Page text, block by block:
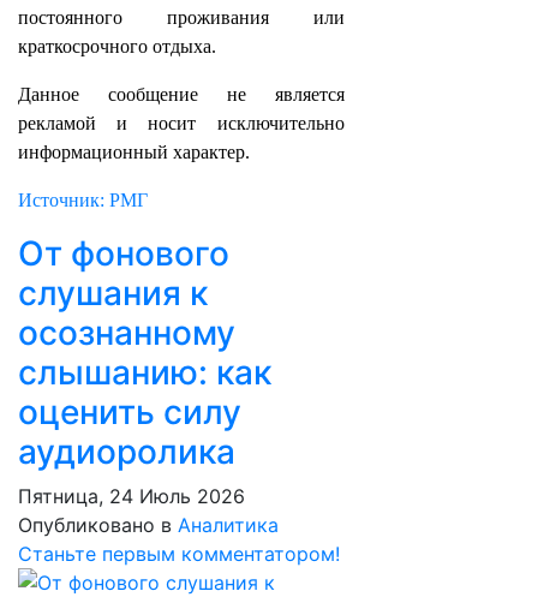
постоянного проживания или
краткосрочного отдыха.
Данное сообщение не является
рекламой и носит исключительно
информационный характер.
Источник: РМГ
От фонового
слушания к
осознанному
слышанию: как
оценить силу
аудиоролика
Пятница, 24 Июль 2026
Опубликовано в Аналитика
Станьте первым комментатором!